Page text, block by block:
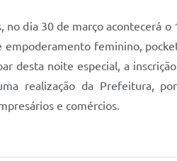
no dia 30 de março acontecerá
empoderamento feminino,
desta noite especial, a
realização da Prefeitura,
e comércios.